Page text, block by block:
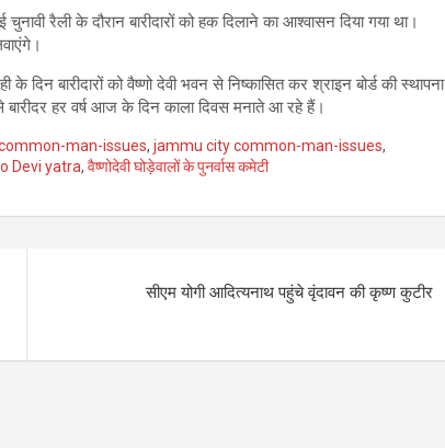
रैली के दौरान बारीदारों को हक दिलाने का आश्वासन दिया गया था।
बारीदारों को वैष्णो देवी भवन से निष्कासित कर श्राइन बोर्ड की स्थापना
बारीदर हर वर्ष आज के दिन काला दिवस मनाते आ रहे हैं।
man-issues, jammu city common-man-issues,
Devi yatra, वैष्णोदेवी घोड़ेवालों के पुनर्वास कमेटी
सीएम योगी आदित्यनाथ पहुंचे वृंदावन की कृष्ण कुटीर